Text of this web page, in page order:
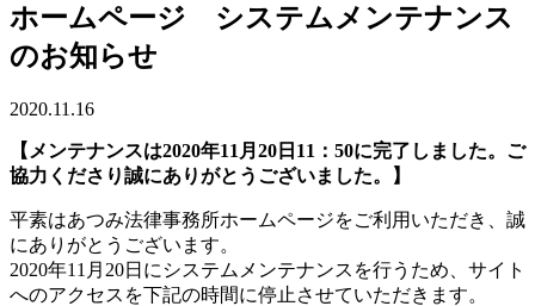
ホームページ システムメンテナンス
のお知らせ
2020.11.16
【メンテナンスは2020年11月20日11：50に完了しました。ご
協力くださり誠にありがとうございました。】
平素はあつみ法律事務所ホームページをご利用いただき、誠
にありがとうございます。
2020年11月20日にシステムメンテナンスを行うため、サイト
へのアクセスを下記の時間に停止させていただきます。